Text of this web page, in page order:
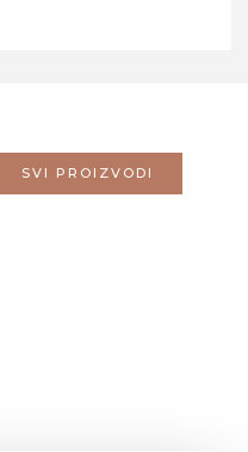
SVI PROIZVODI